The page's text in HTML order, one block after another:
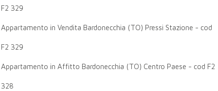
F2 329
Appartamento in Vendita Bardonecchia (TO) Pressi Stazione - cod
F2 329
Appartamento in Affitto Bardonecchia (TO) Centro Paese - cod F2
328